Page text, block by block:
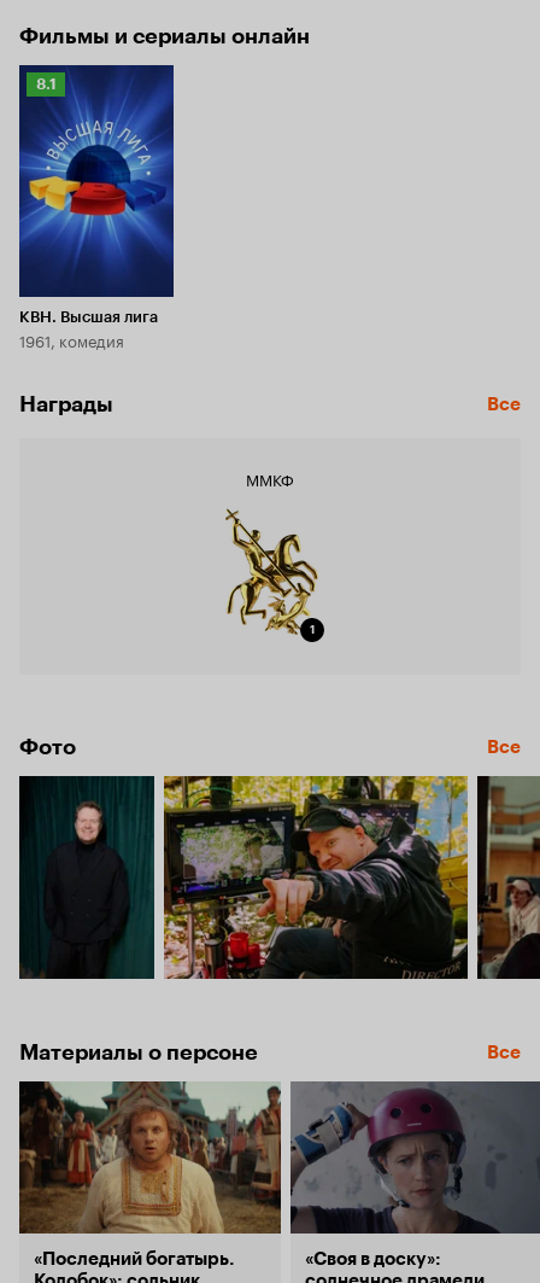
Фильмы и сериалы онлайн
Рейтинг
Кинопоиска
8.1
8.1
КВН. Высшая лига
1961, комедия
Награды Все
ММКФ
1
Фото Все
Материалы о персоне Все
«Последний богатырь.
«Своя в доску»: